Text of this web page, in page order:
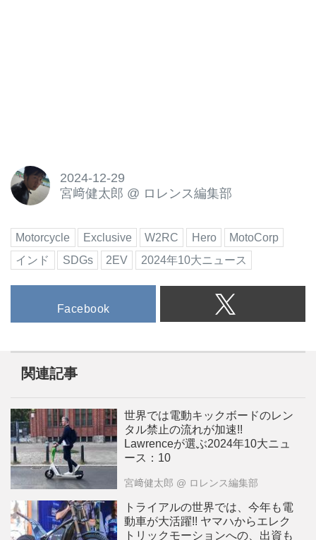
2024-12-29
宮﨑健太郎 @ ロレンス編集部
Motorcycle Exclusive W2RC Hero
MotoCorp
インド
SDGs 2EV 2024年10大ニュース
Facebook
関連記事
世界では電動キックボードのレン
タル禁止の流れが加速!!
Lawrenceが選ぶ2024年10大ニュ
ース：10
宮﨑健太郎 @ ロレンス編集部
トライアルの世界では、今年も電
動車が大活躍!! ヤマハからエレク
トリックモーションへの、出資も